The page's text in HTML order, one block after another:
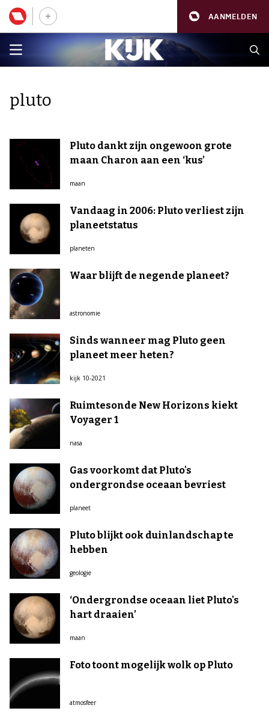
AANMELDEN
pluto
Pluto dankt zijn ongewoon grote
maan Charon aan een ‘kus’
maan
Vandaag in 2006: Pluto verliest zijn
planeetstatus
planeten
Waar blijft de negende planeet?
astronomie
Sinds wanneer mag Pluto geen
planeet meer heten?
kijk 10-2021
Ruimtesonde New Horizons kiekt
Voyager 1
nasa
Gas voorkomt dat Pluto's
ondergrondse oceaan bevriest
planeet
Pluto blijkt ook duinlandschap te
hebben
geologie
‘Ondergrondse oceaan liet Pluto's
hart draaien’
maan
Foto toont mogelijk wolk op Pluto
atmosfeer